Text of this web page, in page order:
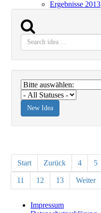
Ergebnisse 2013
Start Zurück 4 5
11 12 13 Weiter
Impressum